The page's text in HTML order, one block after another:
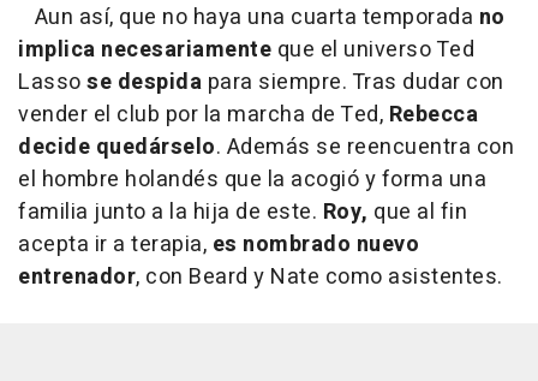
Aun así, que no haya una cuarta temporada no
implica necesariamente que el universo Ted
Lassose despida para siempre. Tras dudar con
vender el club por la marcha de Ted, Rebecca
decide quedárselo. Además se reencuentra con
el hombre holandés que la acogió y forma una
familia junto a la hija de este. Roy, que al fin
acepta ir a terapia, es nombrado nuevo
entrenador, con Beard y Nate como asistentes.